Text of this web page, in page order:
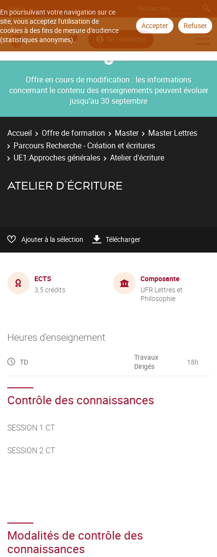
En poursuivant votre navigation sur ce
site, vous acceptez l'utilisation de
cookies à des fins de mesure d'audience
(statistiques anonymes).
Accepter Refuser
Aller à
Se connecter
Offre en cours de modification : les informations
concernant le contenu des enseignements peuvent évoluer
jusqu’au 30 septembre
Accueil Offre de formation Master
Master Lettres
Parcours Recherche - Création et écritures
UE1:Approches générales
Atelier d'écriture
ATELIER D'ÉCRITURE
Ajouter à la sélection Télécharger
ECTS
3,5 crédits
Composante
UFR Lettres et
Philosophie
Heures d'enseignement
TD
Travaux
Dirigés
18h
Contrôle des connaissances
SESSION 1 CT
SESSION 2 CT
Modalités de contrôle des
connaissances